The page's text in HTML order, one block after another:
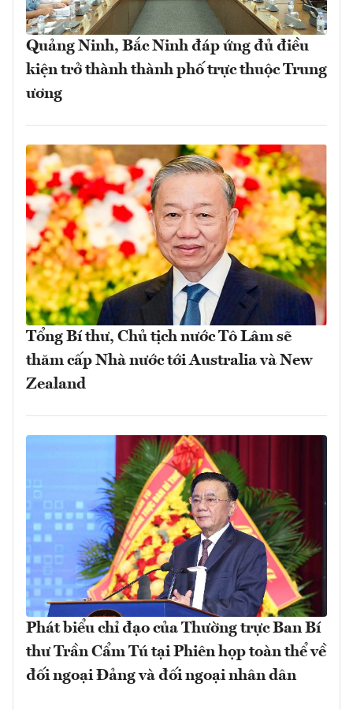
Quảng Ninh, Bắc Ninh đáp ứng đủ điều
kiện trở thành thành phố trực thuộc Trung
ương
Tổng Bí thư, Chủ tịch nước Tô Lâm sẽ
thăm cấp Nhà nước tới Australia và New
Zealand
Phát biểu chỉ đạo của Thường trực Ban Bí
thư Trần Cẩm Tú tại Phiên họp toàn thể về
đối ngoại Đảng và đối ngoại nhân dân